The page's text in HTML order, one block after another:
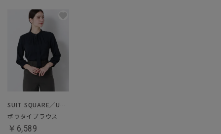
SUIT SQUARE／UNIVERSAL LANGUAGE／WHITE
ボウタイブラウス
￥6,589